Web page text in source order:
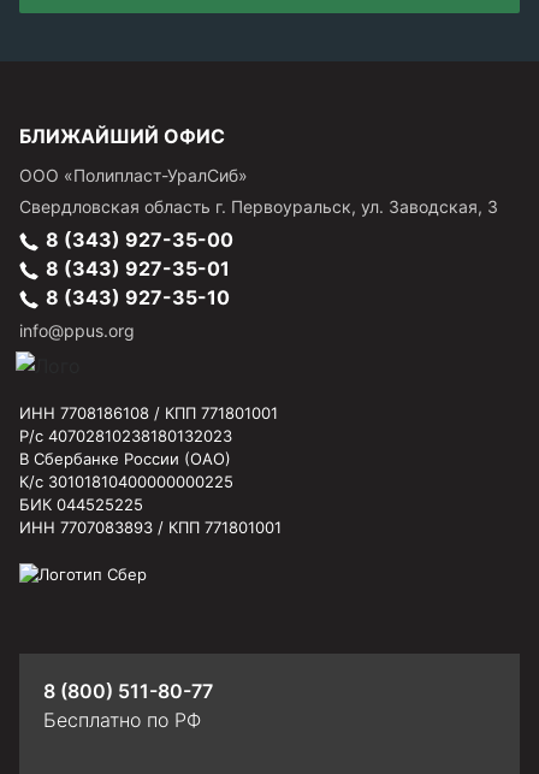
БЛИЖАЙШИЙ ОФИС
ООО «Полипласт-УралСиб»
Свердловская область г. Первоуральск, ул. Заводская, 3
8 (343) 927-35-00
8 (343) 927-35-01
8 (343) 927-35-10
info@ppus.org
ИНН 7708186108 / КПП 771801001
Р/с 40702810238180132023
В Сбербанке России (ОАО)
К/с 30101810400000000225
БИК 044525225
ИНН 7707083893 / КПП 771801001
8 (800) 511-80-77
Бесплатно по РФ